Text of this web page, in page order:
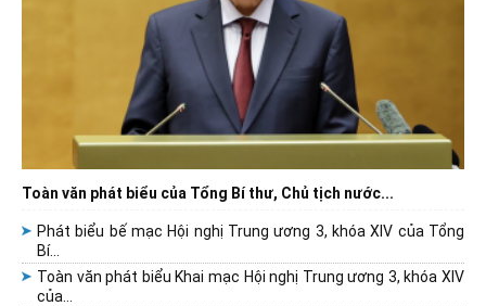
Toàn văn phát biểu của Tổng Bí thư, Chủ tịch nước...
Phát biểu bế mạc Hội nghị Trung ương 3, khóa XIV của Tổng
Bí...
Toàn văn phát biểu Khai mạc Hội nghị Trung ương 3, khóa XIV
của...